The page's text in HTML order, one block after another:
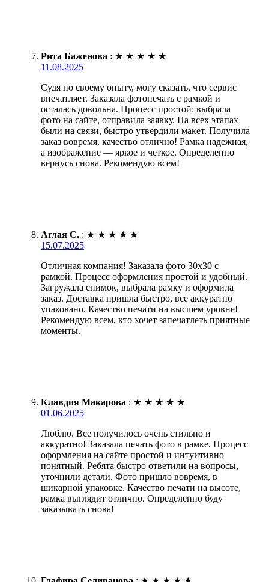
Рита Баженова : ★ ★ ★ ★ ★
11.08.2025
Судя по своему опыту, могу сказать, что сервис
впечатляет. Заказала фотопечать с рамкой и
осталась довольна. Процесс простой: выбрала
фото на сайте, отправила заявку. На всех этапах
были на связи, быстро утвердили макет. Получила
заказ вовремя, качество отлично! Рамка надежная,
а изображение — яркое и четкое. Определенно
вернусь снова. Рекомендую всем!
Аглая С. : ★ ★ ★ ★ ★
15.07.2025
Отличная компания! Заказала фото 30х30 с
рамкой. Процесс оформления простой и удобный.
Загружала снимок, выбрала рамку и оформила
заказ. Доставка пришла быстро, все аккуратно
упаковано. Качество печати на высшем уровне!
Рекомендую всем, кто хочет запечатлеть приятные
моменты.
Клавдия Макарова : ★ ★ ★ ★ ★
01.06.2025
Люблю. Все получилось очень стильно и
аккуратно! Заказала печать фото в рамке. Процесс
оформления на сайте простой и интуитивно
понятный. Ребята быстро ответили на вопросы,
уточнили детали. Фото пришло вовремя, в
шикарной упаковке. Качество печати на высоте,
рамка выглядит отлично. Определенно буду
заказывать снова!